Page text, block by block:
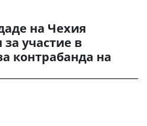
на Чехия
участие в
контрабанда на